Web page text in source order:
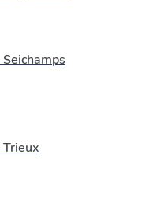
Seichamps
Trieux